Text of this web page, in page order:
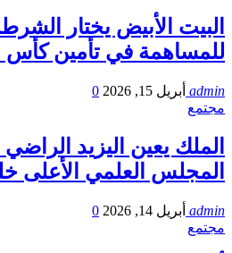
البيت الأبيض يختار
للمساهمة في تأمين كأس
admin أبريل 15, 2026
0
مجتمع
الملك يعين اليزيد
المجلس العلمي الأعلى
admin أبريل 14, 2026
0
مجتمع